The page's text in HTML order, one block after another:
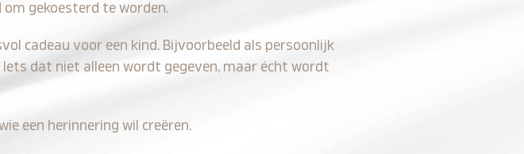
gekoesterd te worden.
cadeau voor een kind. Bijvoorbeeld als persoonlijk
dat niet alleen wordt gegeven, maar écht wordt
een herinnering wil creëren.